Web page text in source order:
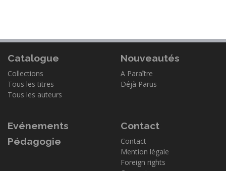
Catalogue
Collections
Tous les titres
Tous les auteurs
Nouveautés
A Paraître
Déjà Parus
Evénements
Pédagogie
Contact
Contact
Mention légale
Foreign rights